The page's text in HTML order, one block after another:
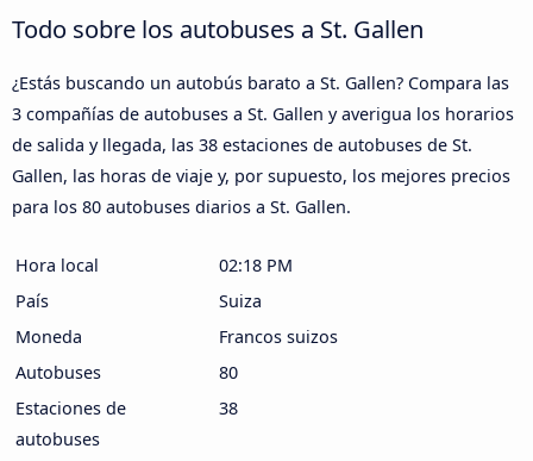
Todo sobre los autobuses a St. Gallen
¿Estás buscando un autobús barato a St. Gallen? Compara las
3 compañías de autobuses a St. Gallen y averigua los horarios
de salida y llegada, las 38 estaciones de autobuses de St.
Gallen, las horas de viaje y, por supuesto, los mejores precios
para los 80 autobuses diarios a St. Gallen.
Hora local
02:19 PM
País
Suiza
Moneda
Francos suizos
Autobuses
80
Estaciones de
autobuses
38